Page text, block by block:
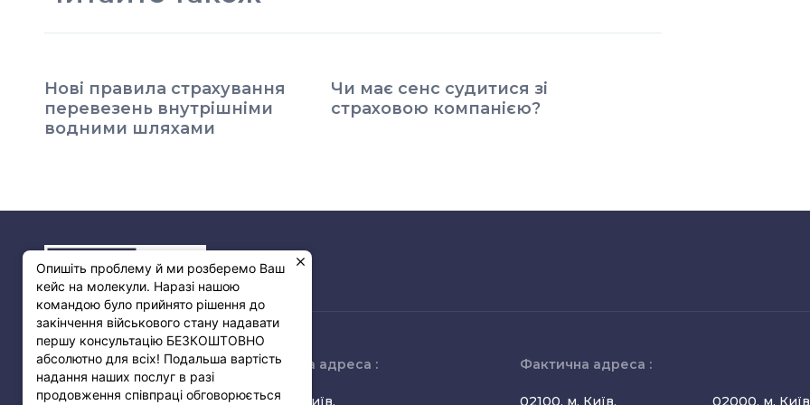
Нові правила страхування
перевезень внутрішніми
водними шляхами
Чи має сенс судитися зі
страховою компанією?
Зв’язок з нами :
(068) 349-38-55
Юридична адреса :
03150, м. Київ,
Фактична адреса :
02100, м. Київ, 02000, м.
Опишіть проблему й ми розберемо Ваш
кейс на молекули. Наразі нашою
командою було прийнято рішення до
закінчення військового стану надавати
першу консультацію БЕЗКОШТОВНО
абсолютно для всіх! Подальша вартість
надання наших послуг в разі
продовження співпраці обговорюється